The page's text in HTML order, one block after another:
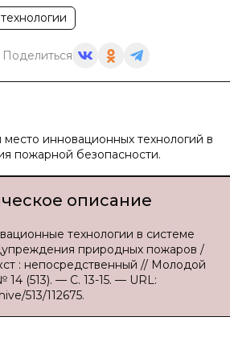
Поделиться
инновационных технологий в
пожарной безопасности.
описание
технологии в системе
природных пожаров /
: непосредственный // Молодой
(513). — С. 13-15. — URL:
513/112675.